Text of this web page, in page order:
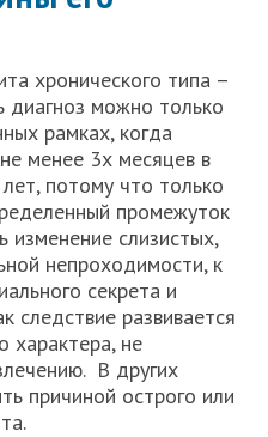
хронического типа –
можно только
рамках, когда
менее 3х месяцев в
потому что только
промежуток
изменение слизистых,
непроходимости, к
секрета и
следствие развивается
характера, не
В других
причиной острого или